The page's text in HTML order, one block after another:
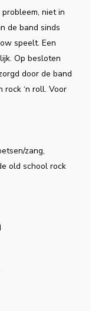
niet in
de band sinds
speelt. Een
Op besloten
door de band
‘n roll. Voor
zang,
old school rock